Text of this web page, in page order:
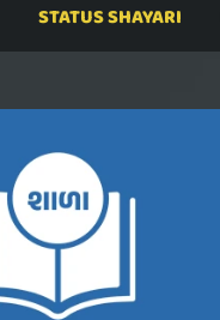
STATUS SHAYARI